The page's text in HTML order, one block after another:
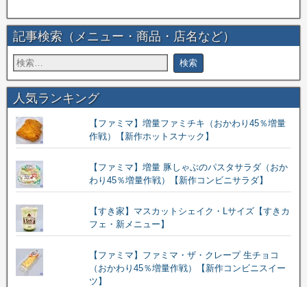
記事検索（メニュー・商品・店名など）
人気ランキング
【ファミマ】増量ファミチキ（おかわり45％増量
作戦）【新作ホットスナック】
【ファミマ】増量 豚しゃぶのパスタサラダ（おか
わり45％増量作戦）【新作コンビニサラダ】
【すき家】マスカットシェイク・Lサイズ【すきカ
フェ・新メニュー】
【ファミマ】ファミマ・ザ・クレープ 生チョコ
（おかわり45％増量作戦）【新作コンビニスイー
ツ】